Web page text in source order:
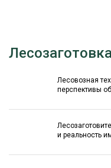
Лесовозная
перспективы
и реальность